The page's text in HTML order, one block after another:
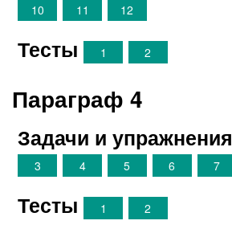
10
11 12
Тесты 1 2
Параграф 4
Задачи и упражнения
3
4 5 6 7
Тесты 1 2